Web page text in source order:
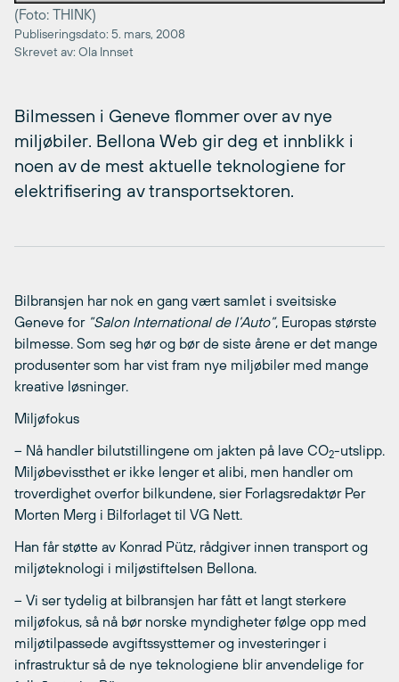
(Foto: THINK)
Publiseringsdato: 5. mars, 2008
Skrevet av: Ola Innset
Bilmessen i Geneve flommer over av nye
miljøbiler. Bellona Web gir deg et innblikk i
noen av de mest aktuelle teknologiene for
elektrifisering av transportsektoren.
Bilbransjen har nok en gang vært samlet i sveitsiske
Geneve for ”Salon International de l’Auto”, Europas største
bilmesse. Som seg hør og bør de siste årene er det mange
produsenter som har vist fram nye miljøbiler med mange
kreative løsninger.
Miljøfokus
– Nå handler bilutstillingene om jakten på lave CO2-utslipp.
Miljøbevissthet er ikke lenger et alibi, men handler om
troverdighet overfor bilkundene, sier Forlagsredaktør Per
Morten Merg i Bilforlaget til VG Nett.
Han får støtte av Konrad Pütz, rådgiver innen transport og
miljøteknologi i miljøstiftelsen Bellona.
– Vi ser tydelig at bilbransjen har fått et langt sterkere
miljøfokus, så nå bør norske myndigheter følge opp med
miljøtilpassede avgiftssysttemer og investeringer i
infrastruktur så de nye teknologiene blir anvendelige for